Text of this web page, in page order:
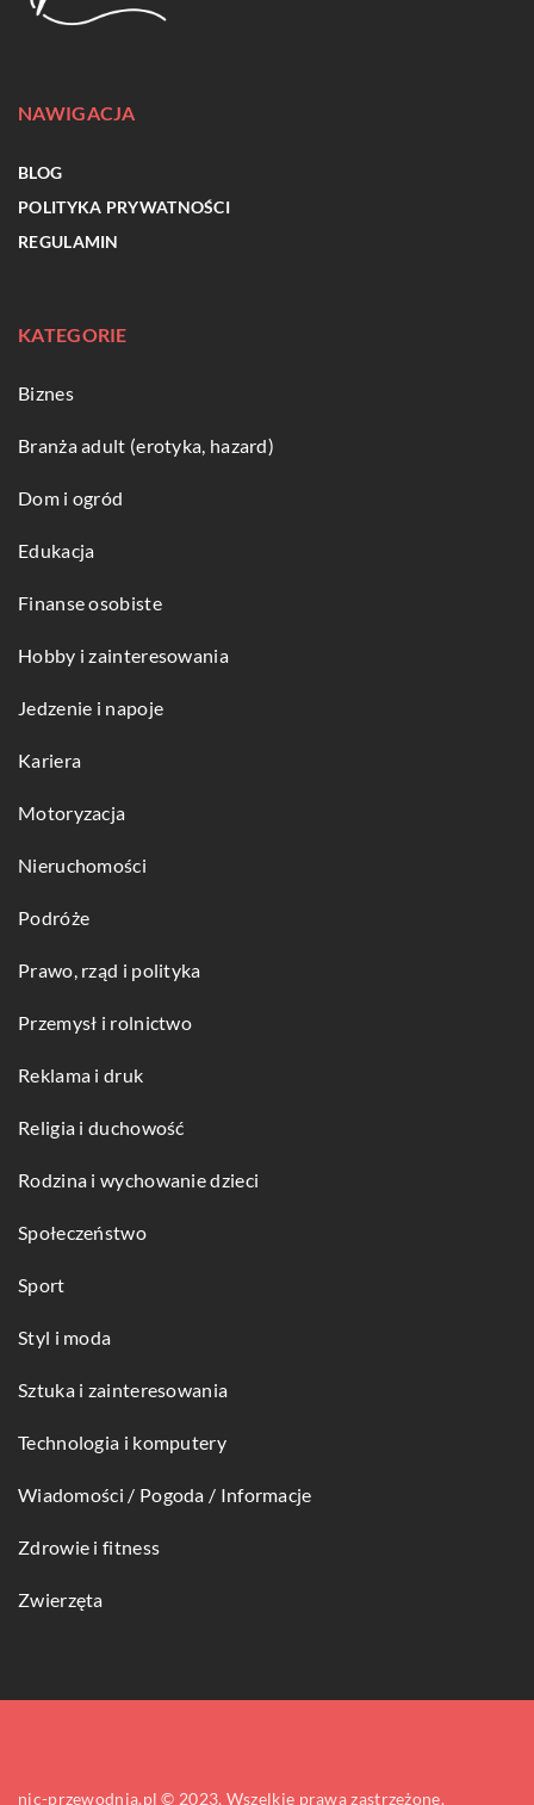
NAWIGACJA
BLOG
POLITYKA PRYWATNOŚCI
REGULAMIN
KATEGORIE
Biznes
Branża adult (erotyka, hazard)
Dom i ogród
Edukacja
Finanse osobiste
Hobby i zainteresowania
Jedzenie i napoje
Kariera
Motoryzacja
Nieruchomości
Podróże
Prawo, rząd i polityka
Przemysł i rolnictwo
Reklama i druk
Religia i duchowość
Rodzina i wychowanie dzieci
Społeczeństwo
Sport
Styl i moda
Sztuka i zainteresowania
Technologia i komputery
Wiadomości / Pogoda / Informacje
Zdrowie i fitness
Zwierzęta
nic-przewodnia.pl © 2023. Wszelkie prawa zastrzeżone.